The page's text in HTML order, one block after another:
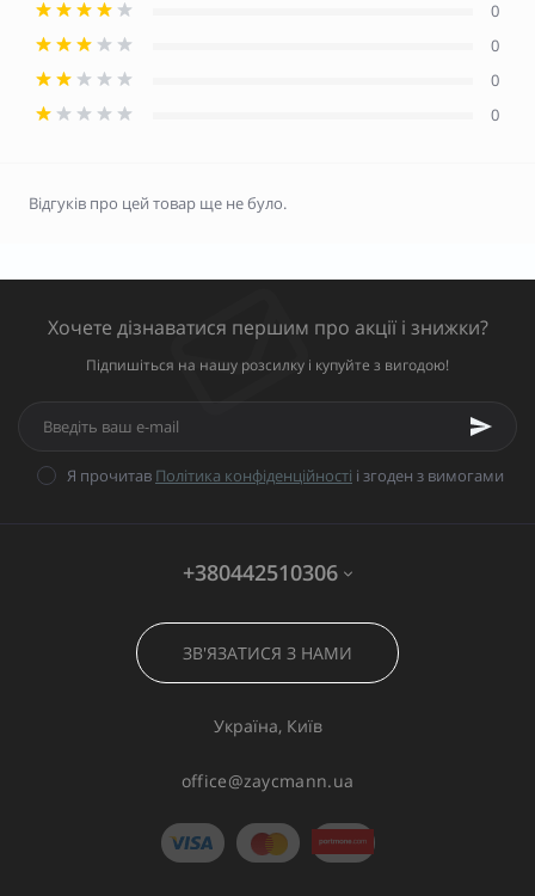
0
0
0
0
Відгуків про цей товар ще не було.
Хочете дізнаватися першим про акції і знижки?
Підпишіться на нашу розсилку і купуйте з вигодою!
Я прочитав Політика конфіденційності і згоден з вимогами
+380442510306
ЗВ'ЯЗАТИСЯ З НАМИ
Україна, Київ
office@zaycmann.ua